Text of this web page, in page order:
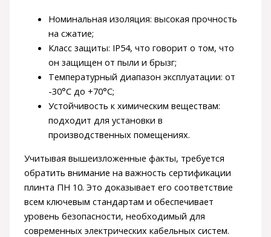
Номинальная изоляция: высокая прочность
на сжатие;
Класс защиты: IP54, что говорит о том, что
он защищен от пыли и брызг;
Температурный диапазон эксплуатации: от
-30°C до +70°C;
Устойчивость к химическим веществам:
подходит для установки в
производственных помещениях.
Учитывая вышеизложенные факты, требуется
обратить внимание на важность сертификации
плинта ПН 10. Это доказывает его соответствие
всем ключевым стандартам и обеспечивает
уровень безопасности, необходимый для
современных электрических кабельных систем.